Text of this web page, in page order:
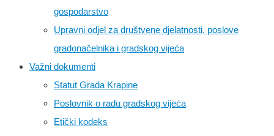
gospodarstvo
Upravni odjel za društvene djelatnosti, poslove
gradonačelnika i gradskog vijeća
Važni dokumenti
Statut Grada Krapine
Poslovnik o radu gradskog vijeća
Etički kodeks